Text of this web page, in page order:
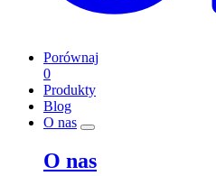
Porównaj
0
Produkty
Blog
O nas
O nas